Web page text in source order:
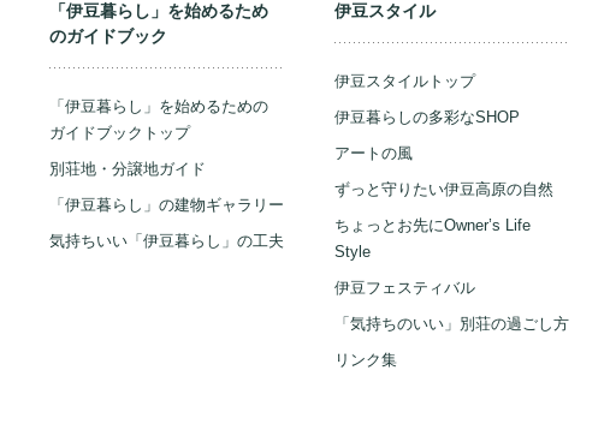
「伊豆暮らし」を始めるため
のガイドブック
「伊豆暮らし」を始めるための
ガイドブックトップ
別荘地・分譲地ガイド
「伊豆暮らし」の建物ギャラリー
気持ちいい「伊豆暮らし」の工夫
伊豆スタイル
伊豆スタイルトップ
伊豆暮らしの多彩なSHOP
アートの風
ずっと守りたい伊豆高原の自然
ちょっとお先にOwner’s Life
Style
伊豆フェスティバル
「気持ちのいい」別荘の過ごし方
リンク集